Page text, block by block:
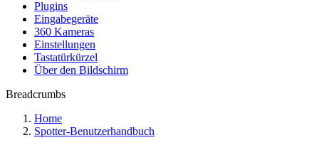
Plugins
Eingabegeräte
360 Kameras
Einstellungen
Tastatürkürzel
Über den Bildschirm
Breadcrumbs
Home
Spotter-Benutzerhandbuch